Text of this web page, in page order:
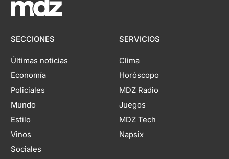
SECCIONES
Últimas noticias
Economía
Policiales
Mundo
Estilo
Vinos
Sociales
SERVICIOS
Clima
Horóscopo
MDZ Radio
Juegos
MDZ Tech
Napsix